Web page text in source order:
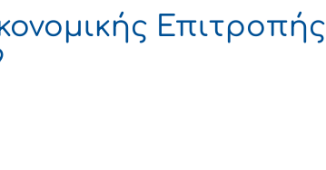
Επιτροπής